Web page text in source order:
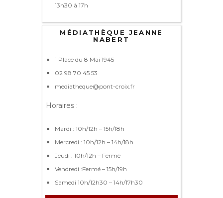
13h30 à 17h
MÉDIATHÈQUE JEANNE
NABERT
1 Place du 8 Mai 1945
02 98 70 45 53
mediatheque@pont-croix.fr
Horaires :
Mardi : 10h/12h – 15h/18h
Mercredi : 10h/12h – 14h/18h
Jeudi : 10h/12h – Fermé
Vendredi :Fermé – 15h/19h
Samedi 10h/12h30 – 14h/17h30